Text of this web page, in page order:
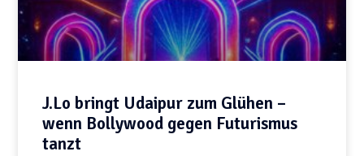
J.Lo bringt Udaipur zum Glühen –
wenn Bollywood gegen Futurismus
tanzt